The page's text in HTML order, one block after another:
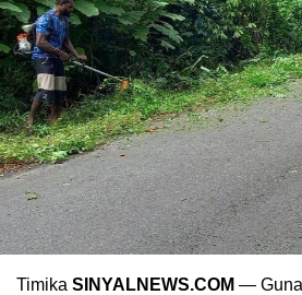
Timika SINYALNEWS.COM — Guna